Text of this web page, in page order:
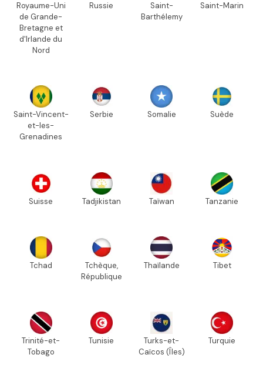
Royaume-Uni
de Grande-
Bretagne et
d'Irlande du
Nord
Russie
Saint-
Barthélemy
Saint-Marin
Saint-Vincent-
et-les-
Grenadines
Serbie Somalie Suède
Suisse Tadjikistan Taïwan Tanzanie
Tchad
Tchèque,
République
Thaïlande Tibet
Trinité-et-
Tobago
Tunisie
Turks-et-
Caïcos (Îles)
Turquie